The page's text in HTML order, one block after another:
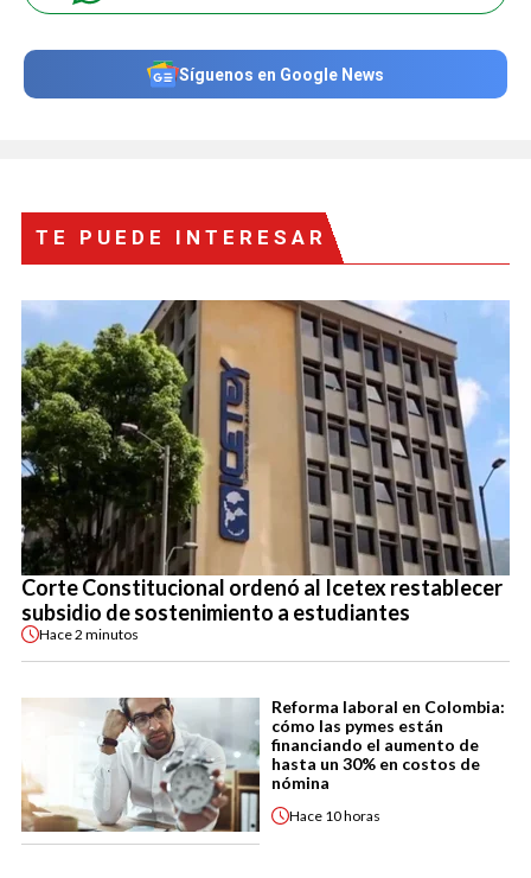
Síguenos en Google News
TE PUEDE INTERESAR
Corte Constitucional ordenó al Icetex restablecer
subsidio de sostenimiento a estudiantes
Hace2 minutos
Reforma laboral en Colombia:
cómo las pymes están
financiando el aumento de
hasta un 30% en costos de
nómina
Hace 10 horas